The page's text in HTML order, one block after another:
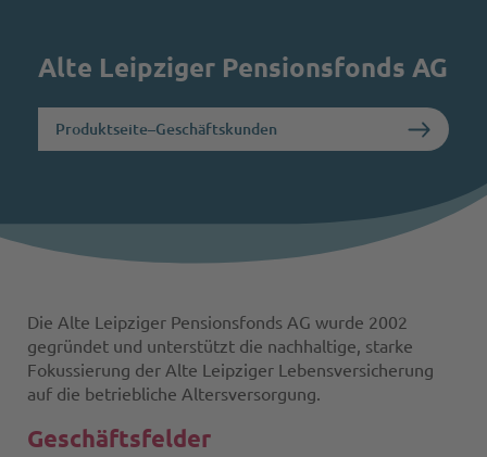
Alte Leipziger Pensionsfonds AG
Produktseite–Geschäftskunden
Die Alte Leipziger Pensionsfonds AG wurde 2002
gegründet und unterstützt die nachhaltige, starke
Fokussierung der Alte Leipziger Lebensversicherung
auf die betriebliche Altersversorgung.
Geschäftsfelder